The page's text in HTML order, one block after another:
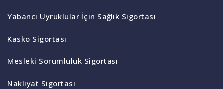
Yabancı Uyruklular İçin Sağlık Sigortası
Kasko Sigortası
Mesleki Sorumluluk Sigortası
Nakliyat Sigortası